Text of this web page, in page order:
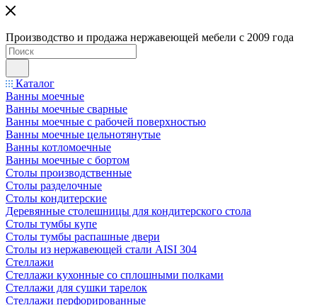
Производство и продажа нержавеющей мебели с 2009 года
Каталог
Ванны моечные
Ванны моечные сварные
Ванны моечные с рабочей поверхностью
Ванны моечные цельнотянутые
Ванны котломоечные
Ванны моечные с бортом
Столы производственные
Столы разделочные
Столы кондитерские
Деревянные столешницы для кондитерского стола
Столы тумбы купе
Столы тумбы распашные двери
Столы из нержавеющей стали AISI 304
Стеллажи
Стеллажи кухонные со сплошными полками
Стеллажи для сушки тарелок
Стеллажи перфорированные